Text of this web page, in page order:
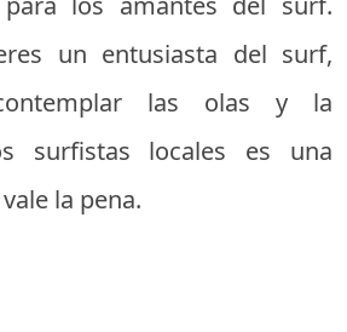
un entusiasta del surf,
las olas y la
surfistas locales es una
la pena.